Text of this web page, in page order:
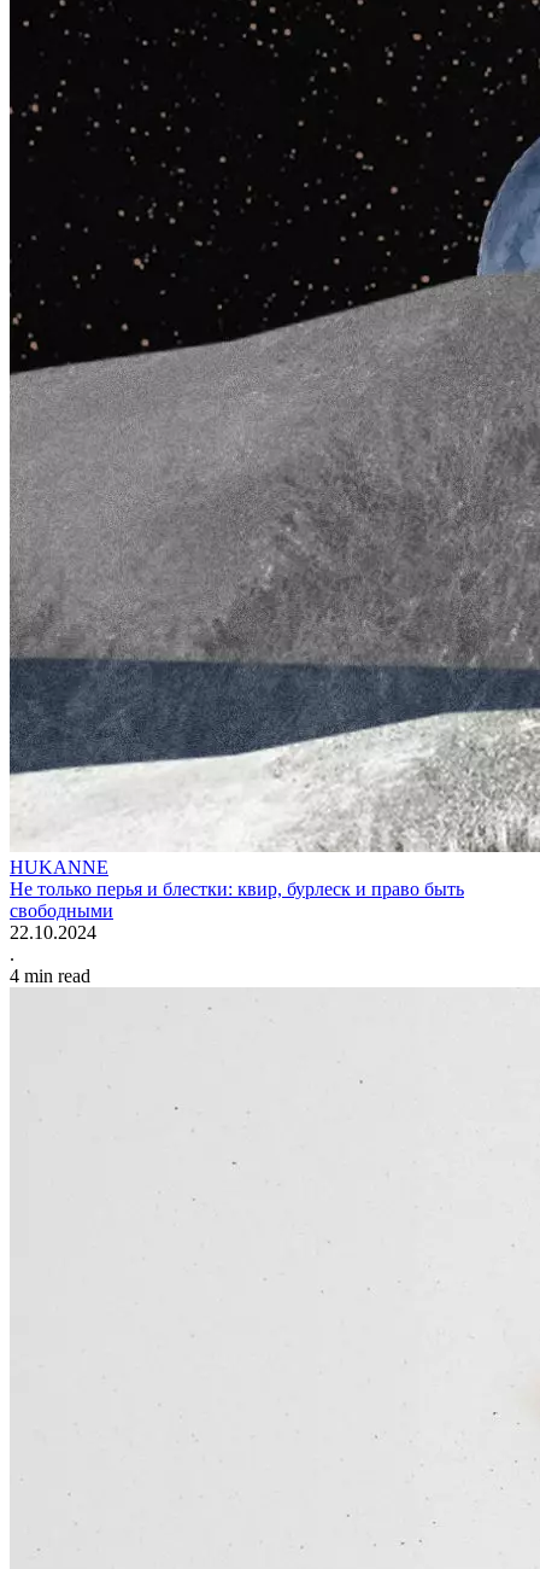
HUKANNE
Не только перья и блестки: квир, бурлеск и право быть
свободными
22.10.2024
.
4 min read